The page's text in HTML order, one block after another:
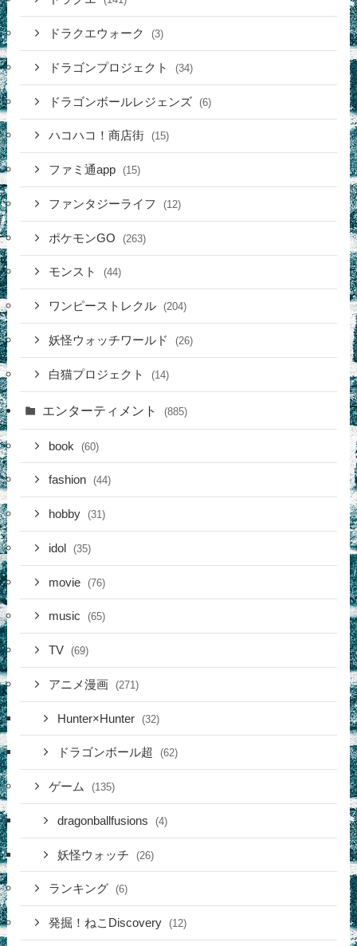
ドラクエウォーク (3)
ドラゴンプロジェクト (34)
ドラゴンボールレジェンズ (6)
ハコハコ！商店街 (15)
ファミ通app (15)
ファンタジーライフ (12)
ポケモンGO (263)
モンスト (44)
ワンピーストレクル (204)
妖怪ウォッチワールド (26)
白猫プロジェクト (14)
エンターティメント (885)
book (60)
fashion (44)
hobby (31)
idol (35)
movie (76)
music (65)
TV (69)
アニメ漫画 (271)
Hunter×Hunter (32)
ドラゴンボール超 (62)
ゲーム (135)
dragonballfusions (4)
妖怪ウォッチ (26)
ランキング (6)
発掘！ねこDiscovery (12)